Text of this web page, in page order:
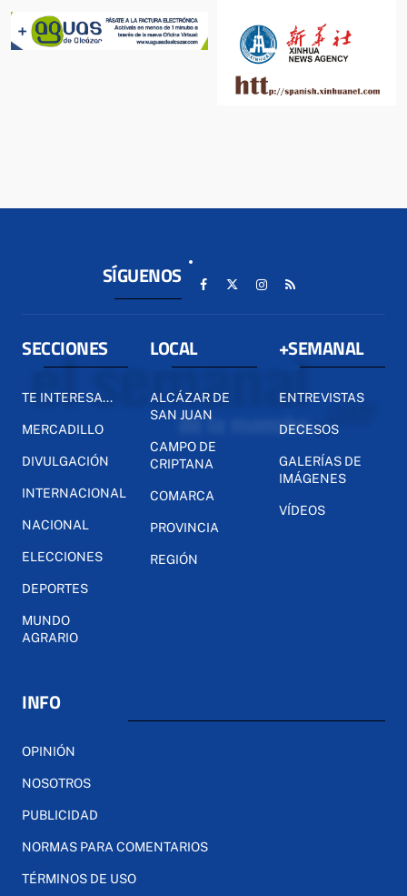
SÍGUENOS
SECCIONES
TE INTERESA...
MERCADILLO
DIVULGACIÓN
INTERNACIONAL
NACIONAL
ELECCIONES
DEPORTES
MUNDO
AGRARIO
LOCAL
ALCÁZAR DE
SAN JUAN
CAMPO DE
CRIPTANA
COMARCA
PROVINCIA
REGIÓN
+SEMANAL
ENTREVISTAS
DECESOS
GALERÍAS DE
IMÁGENES
VÍDEOS
INFO
OPINIÓN
NOSOTROS
PUBLICIDAD
NORMAS PARA COMENTARIOS
TÉRMINOS DE USO